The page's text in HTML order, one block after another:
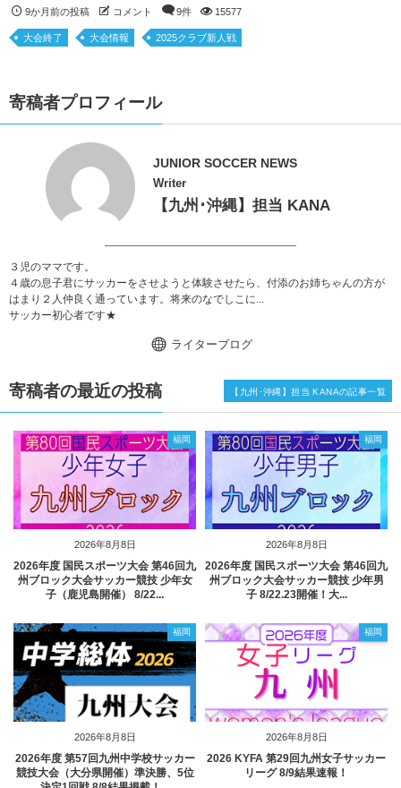
9か月前の投稿 コメント 9件 15577
大会終了 大会情報 2025クラブ新人戦
寄稿者プロフィール
JUNIOR SOCCER NEWS
Writer
【九州･沖縄】担当 KANA
３児のママです。
４歳の息子君にサッカーをさせようと体験させたら、付添のお姉ちゃんの方が
はまり２人仲良く通っています。将来のなでしこに...
サッカー初心者です★
ライターブログ
寄稿者の最近の投稿
2026年8月8日
福岡
2026年度 国民スポーツ大会 第46回九
州ブロック大会サッカー競技 少年女
子（鹿児島開催） 8/22...
2026年8月8日
福岡
2026年度 国民スポーツ大会 第46回九
州ブロック大会サッカー競技 少年男
子 8/22.23開催！大...
2026年8月8日
福岡
2026年度 第57回九州中学校サッカー
競技大会（大分県開催）準決勝、5位
2026年8月8日
福岡
2026 KYFA 第29回九州女子サッカー
リーグ 8/9結果速報！
【九州･沖縄】担当 KANAの記事一覧